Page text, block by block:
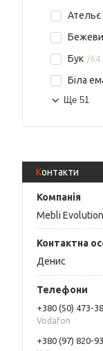
Ательє
Бук 64
Біла
Ще 51
Контакти
Mebli Evolution
Денис
+380 (50) 473-
Vodafon
+380 (97) 820-